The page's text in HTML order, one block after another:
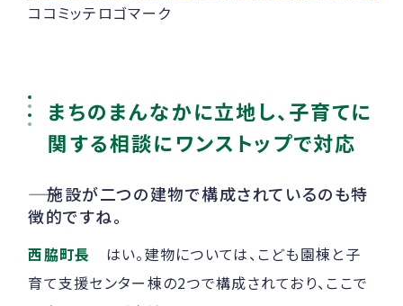
ココミッテロゴマーク
まちのまんなかに立地し、子育てに
関する相談にワンストップで対応
――施設が二つの建物で構成されているのも特
徴的ですね。
西脇町長
はい。建物については、こども園棟と子
育て支援センター棟の2つで構成されており、ここで